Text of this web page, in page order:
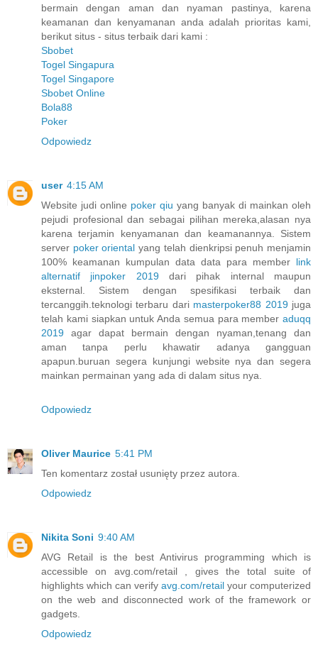
bermain dengan aman dan nyaman pastinya, karena
keamanan dan kenyamanan anda adalah prioritas kami,
berikut situs - situs terbaik dari kami :
Sbobet
Togel Singapura
Togel Singapore
Sbobet Online
Bola88
Poker
Odpowiedz
user 4:15 AM
Website judi online poker qiu yang banyak di mainkan oleh
pejudi profesional dan sebagai pilihan mereka,alasan nya
karena terjamin kenyamanan dan keamanannya. Sistem
server poker oriental yang telah dienkripsi penuh menjamin
100% keamanan kumpulan data data para member link
alternatif jinpoker 2019dari pihak internal maupun
eksternal. Sistem dengan spesifikasi terbaik dan
tercanggih.teknologi terbaru dari masterpoker88 2019juga
telah kami siapkan untuk Anda semua para member aduqq
2019 agar dapat bermain dengan nyaman,tenang dan
aman tanpa perlu khawatir adanya gangguan
apapun.buruan segera kunjungi website nya dan segera
mainkan permainan yang ada di dalam situs nya.
Odpowiedz
Oliver Maurice 5:41 PM
Ten komentarz został usunięty przez autora.
Odpowiedz
Nikita Soni 9:40 AM
AVG Retail is the best Antivirus programming which is
accessible on avg.com/retail , gives the total suite of
highlights which can verify avg.com/retail your computerized
on the web and disconnected work of the framework or
gadgets.
Odpowiedz